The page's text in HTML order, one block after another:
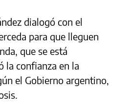
dialogó con el
para que lleguen
que se está
la confianza en la
el Gobierno argentino,